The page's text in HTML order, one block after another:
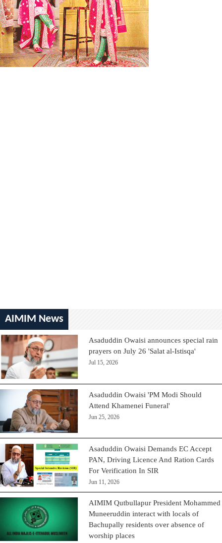
AIMIM News
Asaduddin Owaisi announces special rain
prayers on July 26 'Salat al-Istisqa'
Jul 15, 2026
Asaduddin Owaisi 'PM Modi Should
Attend Khamenei Funeral'
Jun 25, 2026
Asaduddin Owaisi Demands EC Accept
PAN, Driving Licence And Ration Cards
For Verification In SIR
Jun 11, 2026
AIMIM Qutbullapur President Mohammed
Muneeruddin interact with locals of
Bachupally residents over absence of
worship places